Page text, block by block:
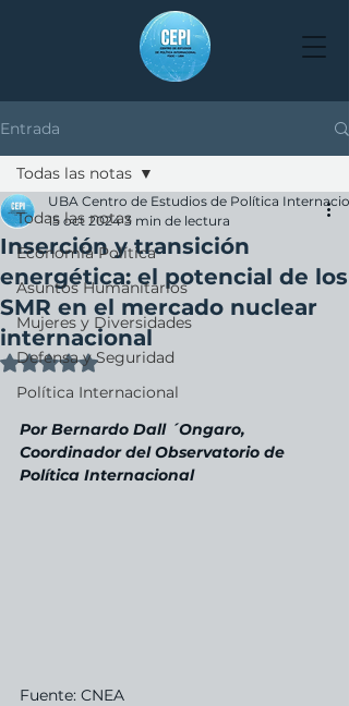
Entrada
Todas las notas
Economía Política
Asuntos Humanitarios
Mujeres y Diversidades
Defensa y Seguridad
Política Internacional
Todas las notas
Inserción y transición
energética: el potencial de los
SMR en el mercado nuclear
internacional
UBA Centro de Estudios de Política
15 oct 2024 3 min de lectura
Obtuvo NaN de 5 estrellas.
Por Bernardo Dall ´Ongaro,
Coordinador del Observatorio de
Política Internacional
Fuente: CNEA